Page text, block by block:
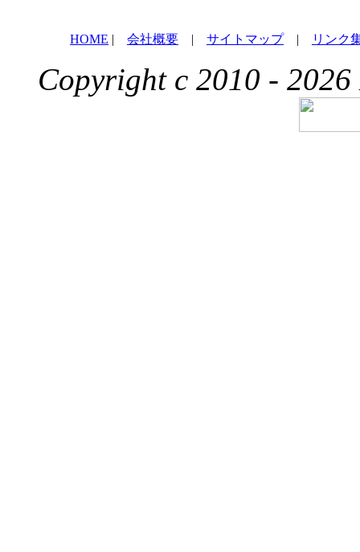
HOME | 会社概要 | サイトマップ| リンク
Copyright c 2010 - 2026